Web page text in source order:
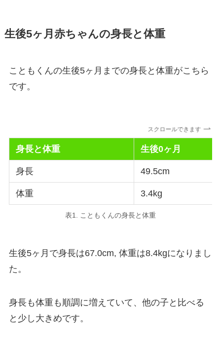
生後5ヶ月赤ちゃんの身長と体重
こともくんの生後5ヶ月までの身長と体重がこちら
です。
スクロールできます
身長と体重 生後0ヶ月
身長 49.5cm
体重 3.4kg
表1. こともくんの身長と体重
生後5ヶ月で身長は67.0cm, 体重は8.4kgになりまし
た。
身長も体重も順調に増えていて、他の子と比べる
と少し大きめです。